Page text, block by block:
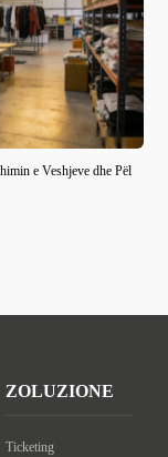
e Veshjeve dhe Pël
ZOLUZIONE
Ticketing